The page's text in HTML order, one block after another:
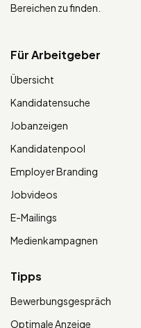
Bereichen zu finden.
Für Arbeitgeber
Übersicht
Kandidatensuche
Jobanzeigen
Kandidatenpool
Employer Branding
Jobvideos
E-Mailings
Medienkampagnen
Tipps
Bewerbungsgespräch
Optimale Anzeige